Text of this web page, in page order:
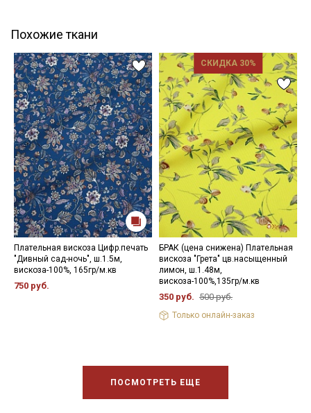
Похожие ткани
Плательная вискоза Цифр.печать
"Дивный сад-ночь", ш.1.5м,
вискоза-100%, 165гр/м.кв
750 руб.
СКИДКА 30%
БРАК (цена снижена) Плательная
вискоза "Грета" цв.насыщенный
лимон, ш.1.48м,
вискоза-100%,135гр/м.кв
350 руб. 500 руб.
Только онлайн-заказ
ПОСМОТРЕТЬ ЕЩЕ